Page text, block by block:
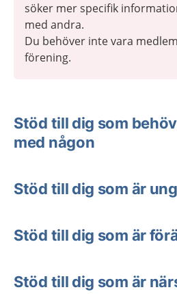
söker mer specifik
med andra.
Du behöver inte vara
förening.
Stöd till dig som
med någon
Stöd till dig som är ung
Stöd till dig som är
Stöd till dig som är